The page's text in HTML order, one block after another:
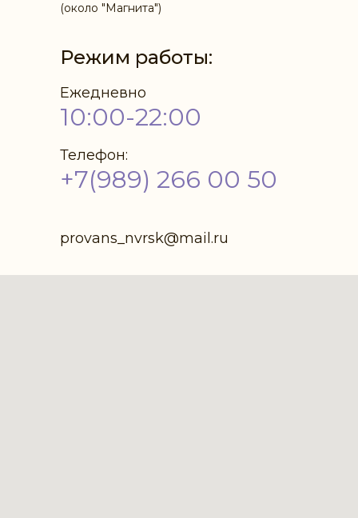
(около "Магнита")
provans_nvrsk@mail.ru
Режим работы:
Ежедневно
Телефон:
10:00-22:00
+7(989) 266 00 50